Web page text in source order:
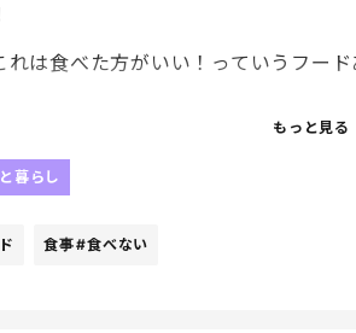
れは食べた方がいい！っていうフード
ら情報もないしね〜
もっと見る
暮らし
食事#食べない